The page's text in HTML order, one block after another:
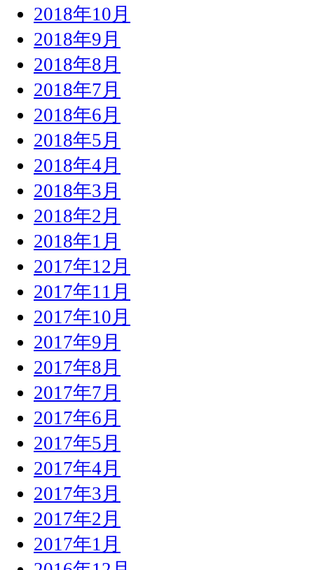
2018年10月
2018年9月
2018年8月
2018年7月
2018年6月
2018年5月
2018年4月
2018年3月
2018年2月
2018年1月
2017年12月
2017年11月
2017年10月
2017年9月
2017年8月
2017年7月
2017年6月
2017年5月
2017年4月
2017年3月
2017年2月
2017年1月